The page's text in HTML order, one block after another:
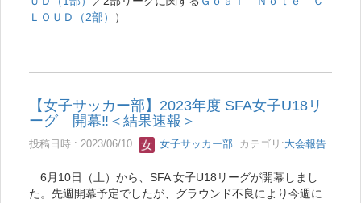
ＬＯＵＤ（2部）
）
【女子サッカー部】2023年度 SFA女子U18リ
ーグ 開幕‼＜結果速報＞
投稿日時 : 2023/06/10 女子サッカー部 カテゴリ:大会報告
6月10日（土）から、SFA 女子U18リーグが開幕しまし
た。先週開幕予定でしたが、グラウンド不良により今週に